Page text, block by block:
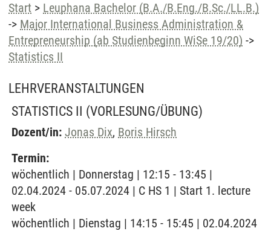
Start > Leuphana Bachelor (B.A./B.Eng./B.Sc./LL.B.)
-> Major International Business Administration &
Entrepreneurship (ab Studienbeginn WiSe 19/20) ->
Statistics II
LEHRVERANSTALTUNGEN
STATISTICS II (VORLESUNG/ÜBUNG)
Dozent/in: Jonas Dix, Boris Hirsch
Termin:
wöchentlich | Donnerstag | 12:15 - 13:45 |
02.04.2024 - 05.07.2024 | C HS 1 | Start 1. lecture
week
wöchentlich | Dienstag | 14:15 - 15:45 | 02.04.2024